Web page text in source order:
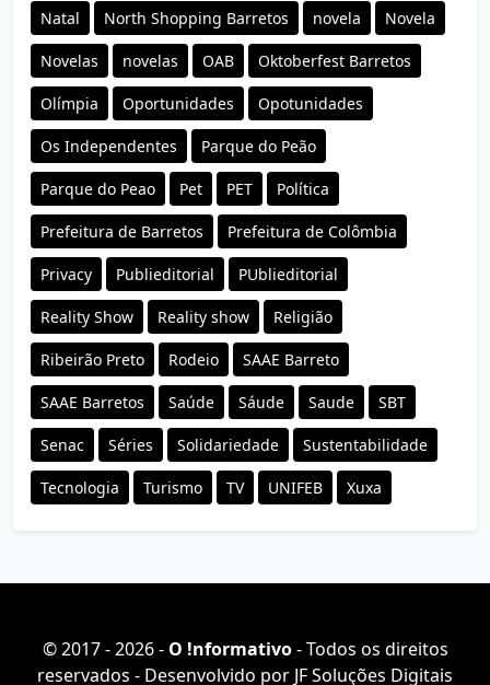
Natal North Shopping Barretos novela Novela
Novelas novelas OAB Oktoberfest Barretos
Olímpia Oportunidades Opotunidades
Os Independentes Parque do Peão
Parque do Peao Pet PET Política
Prefeitura de Barretos Prefeitura de Colômbia
Privacy Publieditorial PUblieditorial
Reality Show Reality show Religião
Ribeirão Preto Rodeio SAAE Barreto
SAAE Barretos Saúde Sáude Saude SBT
Senac Séries Solidariedade Sustentabilidade
Tecnologia Turismo TV UNIFEB Xuxa
© 2017 - 2026 - O ǃnformativo- Todos os direitos
reservados - Desenvolvido por JF Soluções Digitais